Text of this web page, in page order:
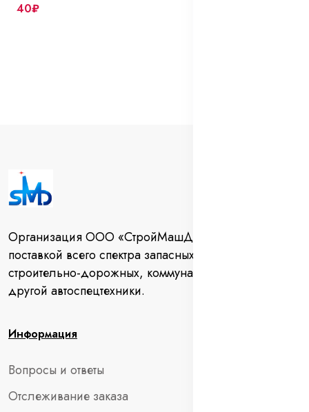
40₽
Организация ООО «СтройМашДеталь» занимается
поставкой всего спектра запасных частей для
строительно-дорожных, коммунальных машин и
другой автоспецтехники.
Информация
Вопросы и ответы
Отслеживание заказа